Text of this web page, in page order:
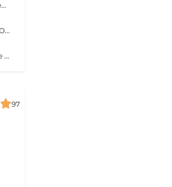
Eine klassische Maniküre für gepflegte, natürliche Hände. Die Behandlung umfasst das Kürzen und Feilen der Nägel, die sorgfältige Pflege der Nagelhaut, ein leichtes Polieren bei Bedarf sowie das Auftragen von pflegendem Nagelöl und einer feuchtigkeitsspendenden Handcreme. Diese Behandlung beinhaltet keine Applikation.
Genießen Sie eine klassische Maniküre mit anschließender Peel-Off-Lackierung. Dieses innovative System sorgt für ein glänzendes, langanhaltendes Ergebnis. Durch die Aushärtung unter der LED-Lampe ist die Lackierung sofort trocken keine Dellen, keine Druckstellen und kein Verwischen nach der Behandlung. Ich verwende keinen herkömmlichen Nagellack, da Peel-Off-Systeme den Naturnagel schonen, geruchsärmer sind, länger halten und sich besonders sanft entfernen lassen.
Gönnen Sie Ihren Händen einen echten Wohlfühlmoment. Diese Behandlung umfasst ein Handbad, eine klassische Maniküre, ein sanftes Peeling, eine pflegende Maske sowie eine entspannende Handmassage. Die Haut wird intensiv gepflegt, mit Feuchtigkeit versorgt und fühlt sich geschmeidig und zart an.
97